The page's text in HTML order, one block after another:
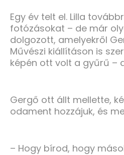
Egy év telt el. Lilla
fotózásokat – de már
dolgozott, amelyekről
Művészi kiállításon is
képén ott volt a gyűrű –
Gergő ott állt mellette,
odament hozzájuk, és
– Hogy bírod, hogy